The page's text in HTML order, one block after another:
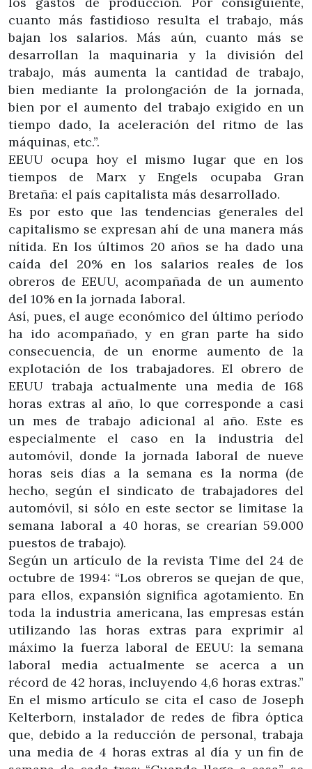
cuanto más fastidioso resulta el trabajo, más
bajan los salarios. Más aún, cuanto más se
desarrollan la maquinaria y la división del
trabajo, más aumenta la cantidad de trabajo,
bien mediante la prolongación de la jornada,
bien por el aumento del trabajo exigido en un
tiempo dado, la aceleración del ritmo de las
máquinas, etc.”.
EEUU ocupa hoy el mismo lugar que en los
tiempos de Marx y Engels ocupaba Gran
Bretaña: el país capitalista más desarrollado.
Es por esto que las tendencias generales del
capitalismo se expresan ahí de una manera más
nítida. En los últimos 20 años se ha dado una
caída del 20% en los salarios reales de los
obreros de EEUU, acompañada de un aumento
del 10% en la jornada laboral.
Así, pues, el auge económico del último período
ha ido acompañado, y en gran parte ha sido
consecuencia, de un enorme aumento de la
explotación de los trabajadores. El obrero de
EEUU trabaja actualmente una media de 168
horas extras al año, lo que corresponde a casi
un mes de trabajo adicional al año. Este es
especialmente el caso en la industria del
automóvil, donde la jornada laboral de nueve
horas seis días a la semana es la norma (de
hecho, según el sindicato de trabajadores del
automóvil, si sólo en este sector se limitase la
semana laboral a 40 horas, se crearían 59.000
puestos de trabajo).
Según un artículo de la revista Time del 24 de
octubre de 1994: “Los obreros se quejan de que,
para ellos, expansión significa agotamiento. En
toda la industria americana, las empresas están
utilizando las horas extras para exprimir al
máximo la fuerza laboral de EEUU: la semana
laboral media actualmente se acerca a un
récord de 42 horas, incluyendo 4,6 horas extras.”
En el mismo artículo se cita el caso de Joseph
Kelterborn, instalador de redes de fibra óptica
que, debido a la reducción de personal, trabaja
una media de 4 horas extras al día y un fin de